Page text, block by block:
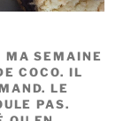
MA SEMAINE
COCO. IL
LE
PAS.